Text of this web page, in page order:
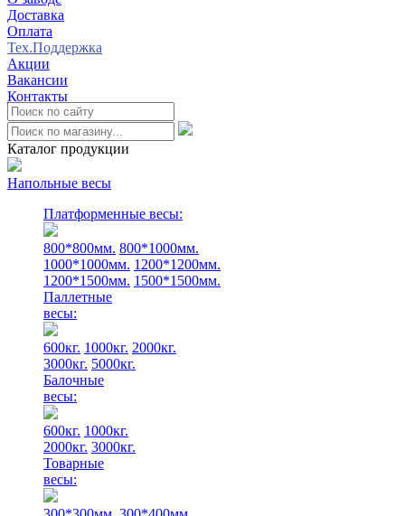
Доставка
Оплата
Тех.Поддержка
Акции
Вакансии
Контакты
Каталог продукции
Напольные весы
Платформенные весы:
800*800мм. 800*1000мм.
1000*1000мм. 1200*1200мм.
1200*1500мм. 1500*1500мм.
Паллетные
весы:
600кг. 1000кг. 2000кг.
3000кг. 5000кг.
Балочные
весы:
600кг. 1000кг.
2000кг. 3000кг.
Товарные
весы:
0